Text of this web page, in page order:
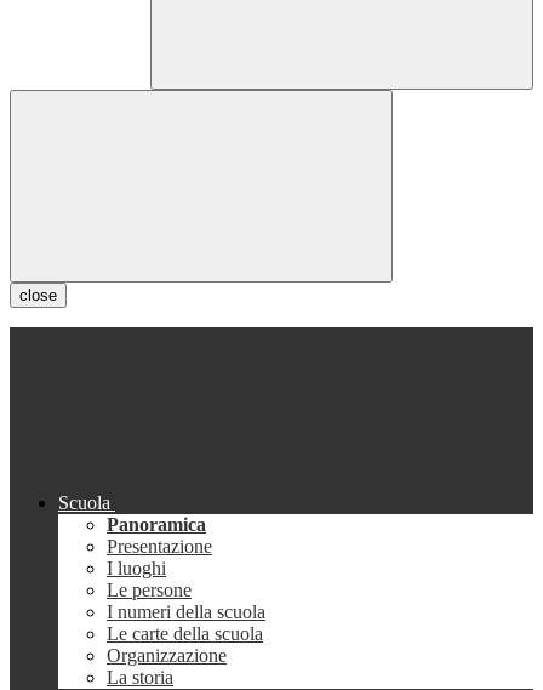
close
Scuola
Panoramica
Presentazione
I luoghi
Le persone
I numeri della scuola
Le carte della scuola
Organizzazione
La storia